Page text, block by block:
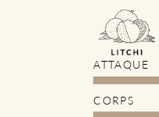
ATTAQUE
CORPS